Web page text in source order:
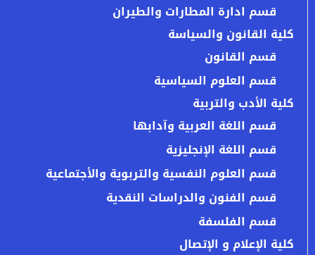
قسم ادارة المطارات والطيران
كلية القانون والسياسة
قسم القانون
قسم العلوم السياسية
كلية الأدب والتربية
قسم اللغة العربية وآدابها
قسم اللغة الإنجليزية
قسم العلوم النفسية والتربوية والأجتماعية
قسم الفنون والدراسات النقدية
قسم الفلسفة
كلية الإعلام و الإتصال